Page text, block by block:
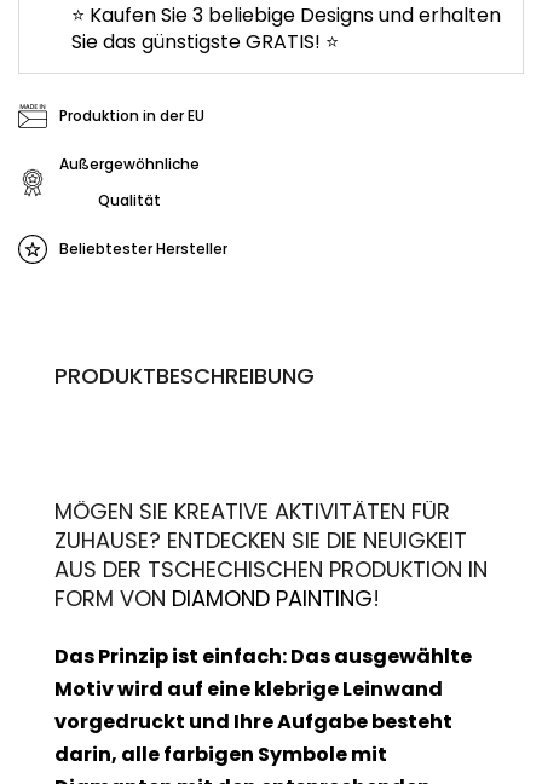
⭐ Kaufen Sie 3 beliebige Designs und erhalten
Sie das günstigste GRATIS! ⭐
Produktion in der EU
Außergewöhnliche
Qualität
Beliebtester Hersteller
PRODUKTBESCHREIBUNG
MÖGEN SIE KREATIVE AKTIVITÄTEN FÜR
ZUHAUSE? ENTDECKEN SIE DIE NEUIGKEIT
AUS DER TSCHECHISCHEN PRODUKTION IN
FORM VON DIAMOND PAINTING!
Das Prinzip ist einfach: Das ausgewählte
Motiv wird auf eine klebrige Leinwand
vorgedruckt und Ihre Aufgabe besteht
darin, alle farbigen Symbole mit